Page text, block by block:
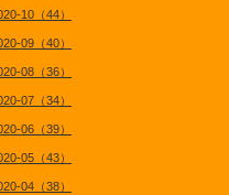
10（44）
09（40）
08（36）
07（34）
06（39）
05（43）
04（38）